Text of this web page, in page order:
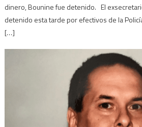
dinero, Bounine fue detenido. El
detenido esta tarde por efectivos de la
[…]